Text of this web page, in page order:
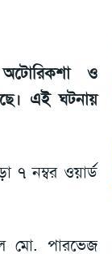
ও
এই ঘটনায়
৭ নম্বর ওয়ার্ড
মো. পারভেজ